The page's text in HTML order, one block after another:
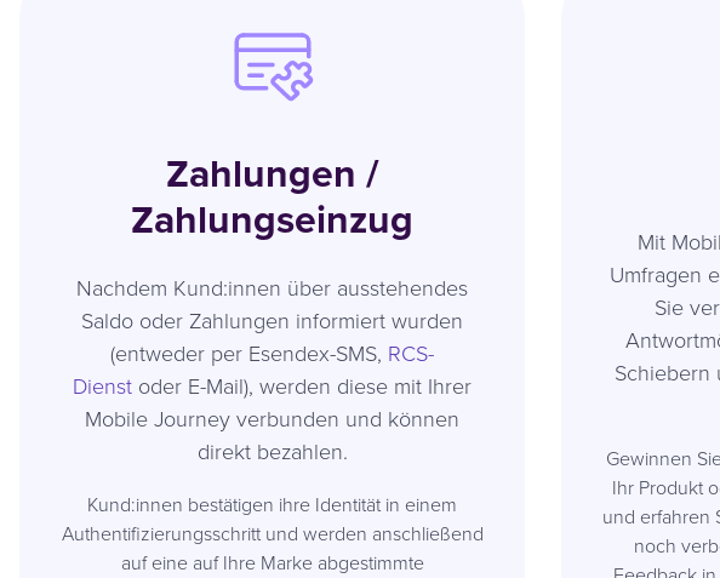
Zahlungen /
Zahlungseinzug
Nachdem Kund:innen über ausstehendes
Saldo oder Zahlungen informiert wurden
(entweder per Esendex-SMS, RCS-
Dienst oder E-Mail), werden diese mit Ihrer
Mobile Journey verbunden und können
direkt bezahlen.
Kund:innen bestätigen ihre Identität in einem
Authentifizierungsschritt und werden anschließend
auf eine auf Ihre Marke abgestimmte
Mit
Umfragen
Sie
Schiebern
Gewinnen
Ihr Produkt
und erfahren
noch